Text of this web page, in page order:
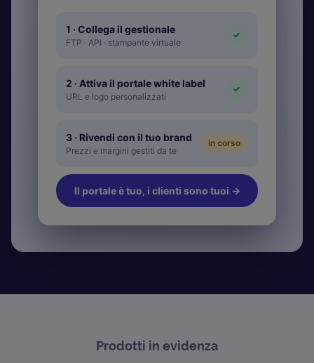
1 · Collega il gestionale
FTP · API · stampante virtuale
✓
2 · Attiva il portale white label
URL e logo personalizzati
✓
3 · Rivendi con il tuo brand
Prezzi e margini gestiti da te
in corso
Il portale è tuo, i clienti sono tuoi →
Prodotti in evidenza